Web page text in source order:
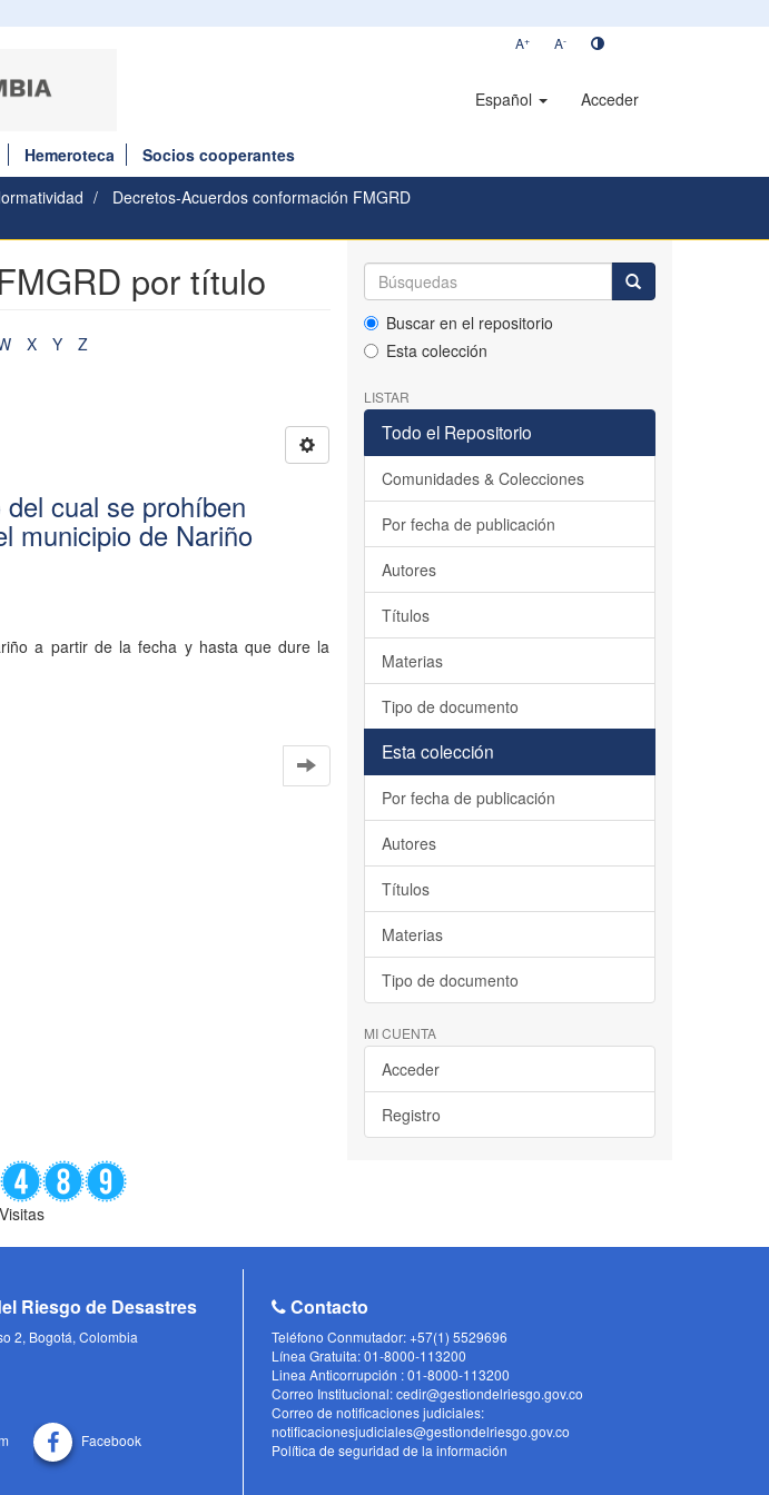
A+ A-
Español Acceder
Hemeroteca
Socios cooperantes
Decretos-Acuerdos conformación FMGRD
por título
X Y Z
cual se prohíben
municipio de Nariño
a partir de la fecha y hasta que dure la
Buscar en el repositorio
Esta colección
LISTAR
Todo el Repositorio
Comunidades & Colecciones
Por fecha de publicación
Autores
Títulos
Materias
Tipo de documento
Esta colección
Por fecha de publicación
Autores
Títulos
Materias
Tipo de documento
MI CUENTA
Acceder
Registro
Visitas
Riesgo de Desastres
2, Bogotá, Colombia
Facebook
Contacto
Teléfono Conmutador: +57(1) 5529696
Línea Gratuita: 01-8000-113200
Linea Anticorrupción : 01-8000-113200
Correo Institucional: cedir@gestiondelriesgo.gov.co
Correo de notificaciones judiciales:
notificacionesjudiciales@gestiondelriesgo.gov.co
Política de seguridad de la información